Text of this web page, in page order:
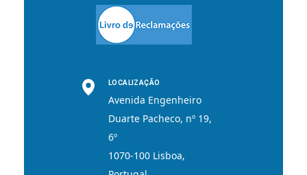
LOCALIZAÇÃO
Avenida Engenheiro
Duarte Pacheco, nº 19,
6º
1070-100 Lisboa,